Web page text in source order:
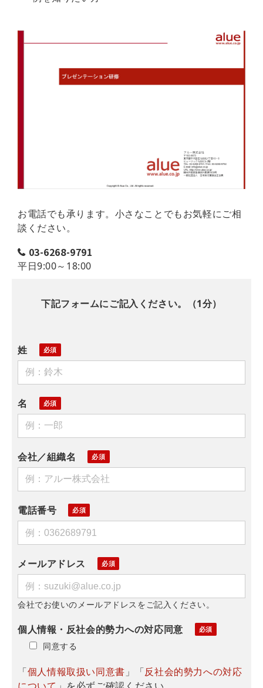
お電話でも承ります。小さなことでもお気軽にご相
談ください。
03-6268-9791
平日9:00～18:00
下記フォームにご記入ください。（1分）
姓
名
会社／組織名
電話番号
メールアドレス
会社でお使いのメールアドレスをご記入ください。
個人情報・反社会的勢力への対応同意
同意する
「個人情報取扱い同意書 」「反社会的勢力への対応